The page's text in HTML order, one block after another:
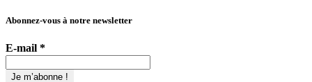
Abonnez-vous à notre newsletter
E-mail *